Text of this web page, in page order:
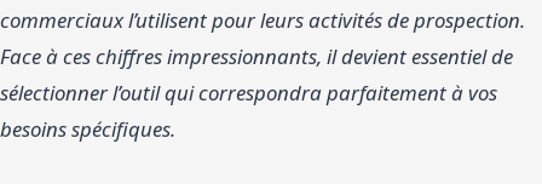
commerciaux l’utilisent pour leurs activités de prospection.
Face à ces chiffres impressionnants, il devient essentiel de
sélectionner l’outil qui correspondra parfaitement à vos
besoins spécifiques.